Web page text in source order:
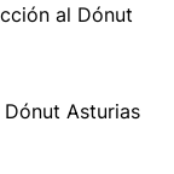
al Dónut
Dónut Asturias